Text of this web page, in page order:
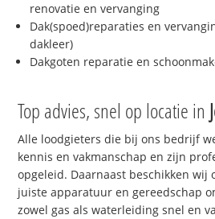
renovatie en vervanging
Dak(spoed)reparaties en
dakleer)
Dakgoten reparatie en
Top advies, snel op locatie in
Alle loodgieters die bij ons bedrijf
kennis en vakmanschap en zijn
opgeleid. Daarnaast beschikken wij
juiste apparatuur en gereedschap
zowel gas als waterleiding snel en